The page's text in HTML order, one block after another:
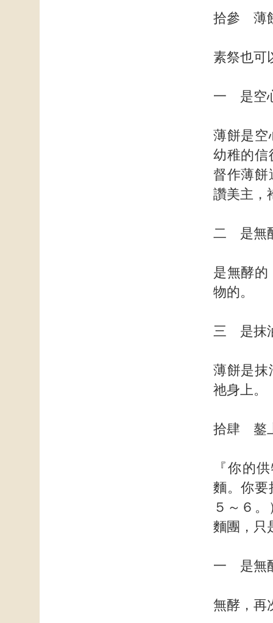
拾參 薄
素祭也可
一 是空
薄餅是空
幼稚的信
督作薄餅
讚美主，
二 是無
是無酵的
物的。
三 是抹
薄餅是抹
祂身上。
拾肆 鏊
『你的
麵。你要
５～６
麵團，只
一 是無
無酵，再